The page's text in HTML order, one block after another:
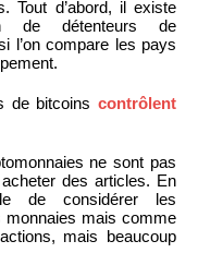
Tout d’abord, il existe
de détenteurs de
l’on compare les pays
de bitcoins contrôlent
ne sont pas
des articles. En
de considérer les
mais comme
mais beaucoup